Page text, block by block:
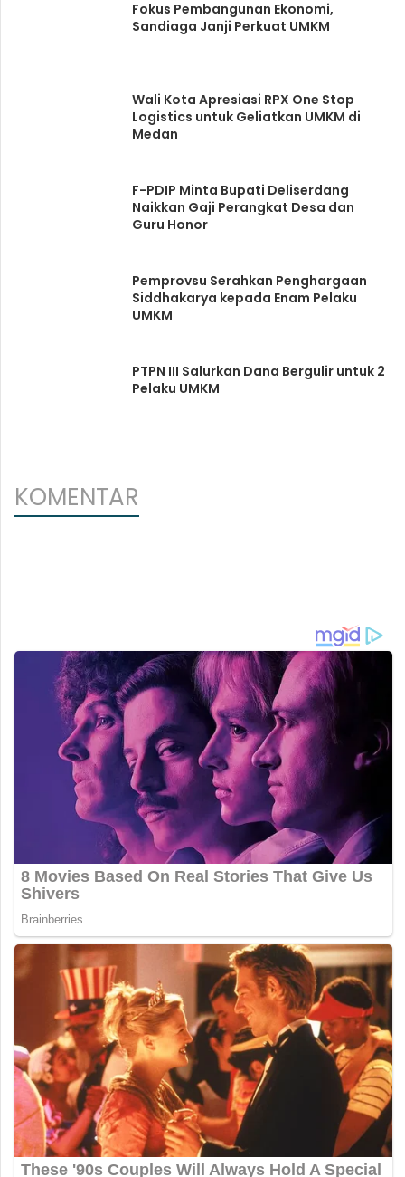
Fokus Pembangunan Ekonomi,
Sandiaga Janji Perkuat UMKM
Wali Kota Apresiasi RPX One Stop
Logistics untuk Geliatkan UMKM di
Medan
F-PDIP Minta Bupati Deliserdang
Naikkan Gaji Perangkat Desa dan
Guru Honor
Pemprovsu Serahkan Penghargaan
Siddhakarya kepada Enam Pelaku
UMKM
PTPN III Salurkan Dana Bergulir untuk 2
Pelaku UMKM
KOMENTAR